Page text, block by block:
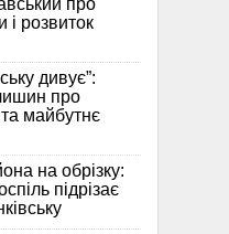
про
і розвиток
дивує”:
про
майбутнє
на обрізку:
підрізає